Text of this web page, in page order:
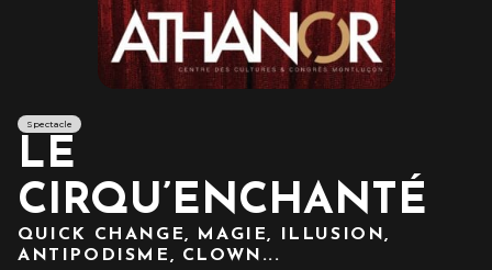
Spectacle
LE
CIRQU’ENCHANTÉ
QUICK CHANGE, MAGIE, ILLUSION,
ANTIPODISME, CLOWN...